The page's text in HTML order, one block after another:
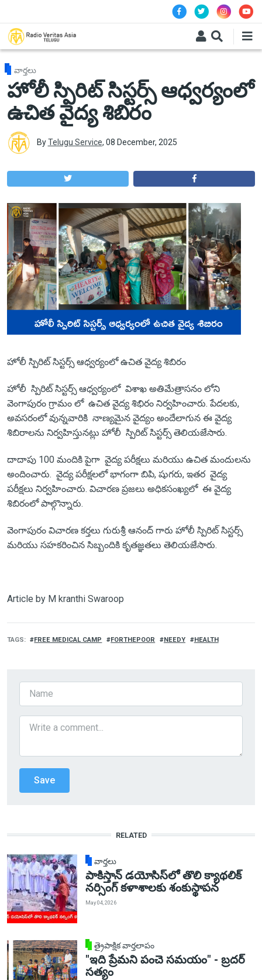
వార్తలు
హోలీ స్పిరిట్ సిస్టర్స్ ఆధ్వర్యంలో
ఉచిత వైద్య శిబిరం
ByTelugu Service, 08 December, 2025
హోలీ స్పిరిట్ సిస్టర్స్ ఆధ్వర్యంలో ఉచిత వైద్య శిబిరం
హోలీ స్పిరిట్ సిస్టర్స్ ఆధ్వర్యంలో విశాఖ అతిమేత్రాసనం లోని
వెంగాపురం గ్రామం లో ఉచిత వైద్య శిభిరం నిర్వహించారు. పేదలకు,
అవసరంలో వున్నవారికి నాణ్యమైన వైద్యం అందేలాగున ఈ వైద్య
శిబిరాలను నిర్వహిస్తునట్లు హోలీ స్పిరిట్ సిస్టర్స్ తెలియజేసారు.
దాదాపు 100 మందికి పైగా వైద్య పరీక్షలు మరియు ఉచిత మందులను
అందించారు. వైద్య పరీక్షలలో భాగంగా బిపి, షుగరు, ఇతర వైద్య
పరీక్షలు నిర్వహించారు. విచారణ ప్రజలు అధికసంఖ్యలో ఈ వైద్య
శిబిరంలో పాల్గొన్నారు.
వెంగాపురం విచారణ కర్తలు గురుశ్రీ ఆనంద్ గారు హోలీ స్పిరిట్ సిస్టర్స్
మరియు సహకరించిన సిబ్బందికి కృతజ్ఞతలు తెలియజేసారు.
Article by M kranthi Swaroop
TAGS FREE MEDICAL CAMP FORTHEPOOR NEEDY HEALTH
RELATED
వార్తలు
పాకిస్తాన్ డయోసిస్‌లో తొలి క్యాథలిక్
నర్సింగ్ కళాశాలకు శంకుస్థాపన
May 04, 2026
త్రైపాక్షిక వార్తలాపం
"ఇది ప్రేమని పంచె సమయం" - బ్రదర్
సత్యం